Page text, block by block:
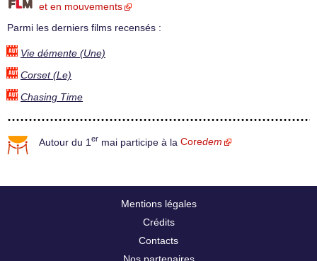
et en mouvements
Parmi les derniers films recensés :
Vie démente (Une)
Corset (Le)
Chasing Time
Autour du 1 er mai participe à la Coredem
Mentions légales
Crédits
Contacts
Nos partenaires